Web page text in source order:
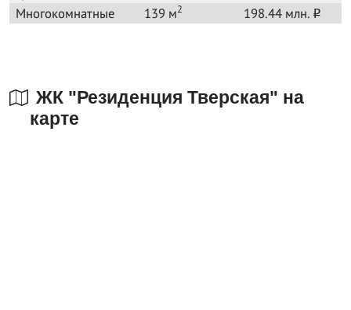
Многокомнатные
139 м2 198.44 млн. o
ЖК "Резиденция Тверская" на
карте